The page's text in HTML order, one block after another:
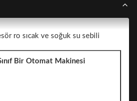
ro sıcak ve soğuk su sebili
Bir Otomat Makinesi